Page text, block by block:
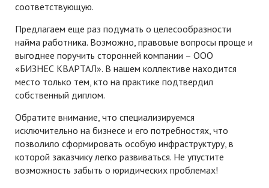
соответствующую.
Предлагаем еще раз подумать о целесообразности
найма работника. Возможно, правовые вопросы проще и
выгоднее поручить сторонней компании – ООО
«БИЗНЕС КВАРТАЛ». В нашем коллективе находится
место только тем, кто на практике подтвердил
собственный диплом.
Обратите внимание, что специализируемся
исключительно на бизнесе и его потребностях, что
позволило сформировать особую инфраструктуру, в
которой заказчику легко развиваться. Не упустите
возможность забыть о юридических проблемах!